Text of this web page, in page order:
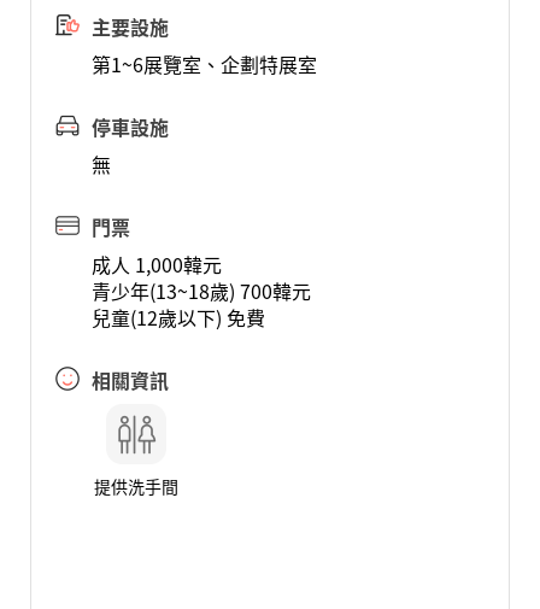
主要設施
第1~6展覽室、企劃特展室
停車設施
無
門票
成人 1,000韓元
青少年(13~18歲) 700韓元
兒童(12歲以下) 免費
相關資訊
提供洗手間